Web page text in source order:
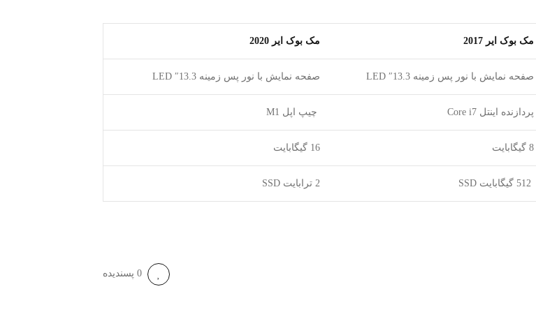
مک بوک ایر 2017 مک بوک ایر 2020
صفحه نمایش با نور پس زمینه 13.3″ LED صفحه نمایش با نور پس زمینه 13.3″ LED
پردازنده اینتل Core i7 چیپ اپل M1
8 گیگابایت 16 گیگابایت
2 ترابایت SSD
0 پسندیده